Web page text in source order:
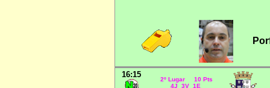
16:15
2º Lugar 10 Pts
4J 3V 1E